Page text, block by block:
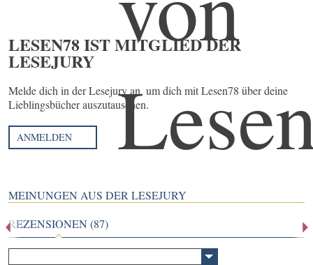
LESEN78 IST MITGLIED DER
LESEJURY
Melde dich in der Lesejury an, um dich mit Lesen78 über deine
Lieblingsbücher auszutauschen.
ANMELDEN
MEINUNGEN AUS DER LESEJURY
REZENSIONEN (87)